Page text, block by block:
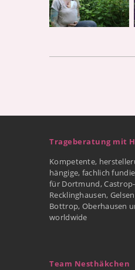
Trageberatung mit
Kompetente,
hängige, fachlich
für Dortmund,
Recklinghausen,
Bottrop, Oberhausen
worldwide
Team Nesthäkchen